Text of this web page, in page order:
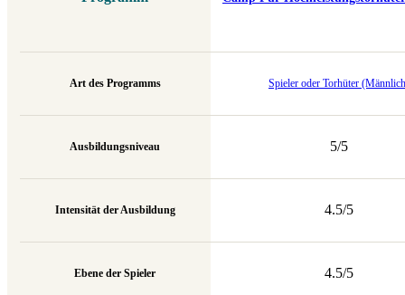
Art des Programms
Ausbildungsniveau
Intensität der Ausbildung
Ebene der Spieler
Spieler oder Torhüter
5/5
4.5/5
4.5/5